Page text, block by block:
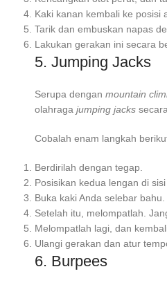
Kaki kanan kembali ke posisi
Tarik dan embuskan napas
Lakukan gerakan ini secara
5. Jumping Jacks
Serupa dengan mountain
olahraga jumping jacks
Cobalah enam langkah
Berdirilah dengan tegap.
Posisikan kedua lengan di
Buka kaki Anda selebar bahu.
Setelah itu, melompatlah.
Melompatlah lagi, dan
Ulangi gerakan dan atur
6. Burpees